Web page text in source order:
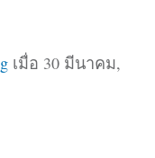
เมื่อ 30 มีนาคม,